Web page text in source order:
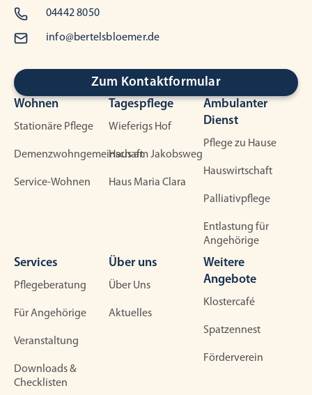
04442 8050
info@bertelsbloemer.de
Zum Kontaktformular
Wohnen
Stationäre Pflege
Demenzwohngemeinschaft
Service-Wohnen
Tagespflege
Wieferigs Hof
Haus am Jakobsweg
Haus Maria Clara
Ambulanter
Dienst
Pflege zu Hause
Hauswirtschaft
Palliativpflege
Entlastung für
Angehörige
Services
Pflegeberatung
Für Angehörige
Veranstaltung
Downloads &
Checklisten
Über uns
Über Uns
Aktuelles
Weitere
Angebote
Klostercafé
Spatzennest
Förderverein